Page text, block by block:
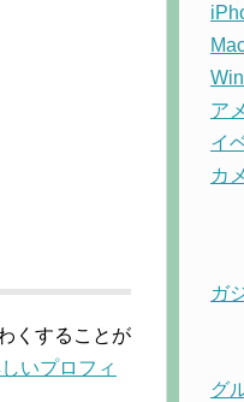
くすることが
いプロフィ
ア
イ
カ
ガ
グ